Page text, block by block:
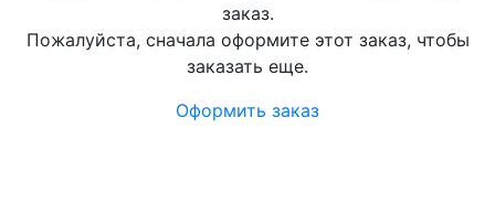
заказ.
Пожалуйста, сначала оформите этот заказ, чтобы
заказать еще.
Оформить заказ